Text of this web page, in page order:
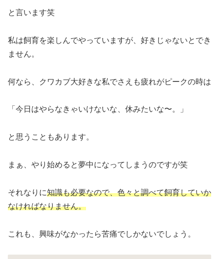
と言います笑
私は飼育を楽しんでやっていますが、好きじゃないとでき
ません。
何なら、クワカブ大好きな私でさえも疲れがピークの時は
「今日はやらなきゃいけないな、休みたいな〜。」
と思うこともあります。
まぁ、やり始めると夢中になってしまうのですが笑
それなりに知識も必要なので、色々と調べて飼育していか
なければなりません。
これも、興味がなかったら苦痛でしかないでしょう。